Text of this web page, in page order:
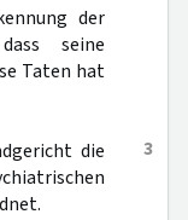
der
seine
Taten hat
3
die